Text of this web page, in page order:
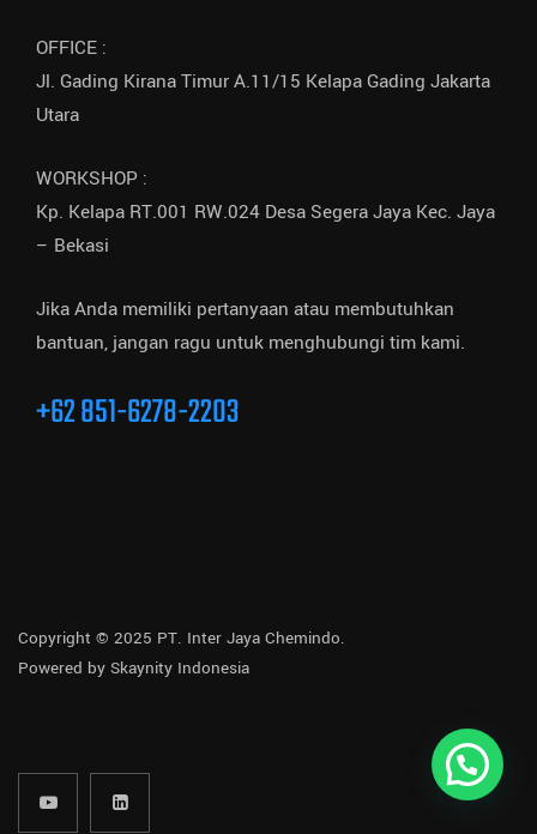
OFFICE :
Jl. Gading Kirana Timur A.11/15 Kelapa Gading Jakarta
Utara
WORKSHOP :
Kp. Kelapa RT.001 RW.024 Desa Segera Jaya Kec. Jaya
– Bekasi
Jika Anda memiliki pertanyaan atau membutuhkan
bantuan, jangan ragu untuk menghubungi tim kami.
+62 851-6278-2203
Copyright © 2025 PT. Inter Jaya Chemindo.
Powered by Skaynity Indonesia